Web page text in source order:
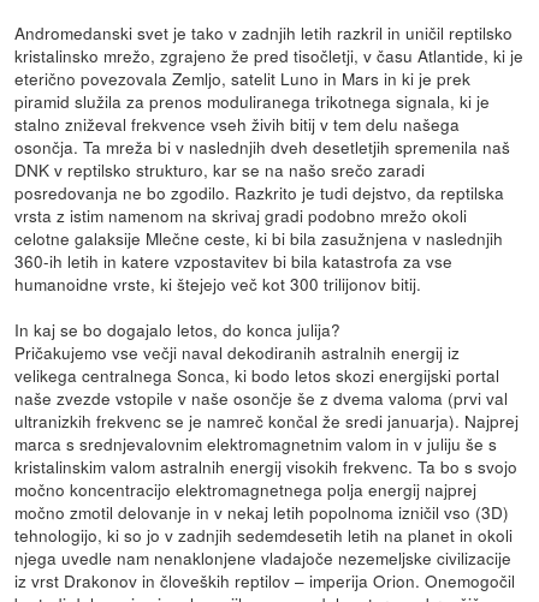
Andromedanski svet je tako v zadnjih letih razkril in uničil reptilsko
kristalinsko mrežo, zgrajeno že pred tisočletji, v času Atlantide, ki je
eterično povezovala Zemljo, satelit Luno in Mars in ki je prek
piramid služila za prenos moduliranega trikotnega signala, ki je
stalno zniževal frekvence vseh živih bitij v tem delu našega
osončja. Ta mreža bi v naslednjih dveh desetletjih spremenila naš
DNK v reptilsko strukturo, kar se na našo srečo zaradi
posredovanja ne bo zgodilo. Razkrito je tudi dejstvo, da reptilska
vrsta z istim namenom na skrivaj gradi podobno mrežo okoli
celotne galaksije Mlečne ceste, ki bi bila zasužnjena v naslednjih
360-ih letih in katere vzpostavitev bi bila katastrofa za vse
humanoidne vrste, ki štejejo več kot 300 trilijonov bitij.
In kaj se bo dogajalo letos, do konca julija?
Pričakujemo vse večji naval dekodiranih astralnih energij iz
velikega centralnega Sonca, ki bodo letos skozi energijski portal
naše zvezde vstopile v naše osončje še z dvema valoma (prvi val
ultranizkih frekvenc se je namreč končal že sredi januarja). Najprej
marca s srednjevalovnim elektromagnetnim valom in v juliju še s
kristalinskim valom astralnih energij visokih frekvenc. Ta bo s svojo
močno koncentracijo elektromagnetnega polja energij najprej
močno zmotil delovanje in v nekaj letih popolnoma izničil vso (3D)
tehnologijo, ki so jo v zadnjih sedemdesetih letih na planet in okoli
njega uvedle nam nenaklonjene vladajoče nezemeljske civilizacije
iz vrst Drakonov in človeških reptilov – imperija Orion. Onemogočil